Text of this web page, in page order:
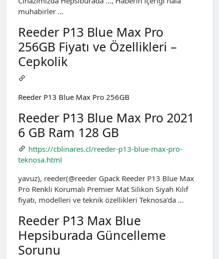
muhabirler …
Reeder P13 Blue Max Pro
256GB Fiyatı ve Özellikleri –
Cepkolik
Reeder P13 Blue Max Pro 256GB
Reeder P13 Blue Max Pro 2021
6 GB Ram 128 GB
https://cblinares.cl/reeder-p13-blue-max-pro-
teknosa.html
yavuz), reeder(@reeder Gpack Reeder P13 Blue Max
Pro Renkli Korumalı Premier Mat Silikon Siyah Kılıf
fiyatı, modelleri ve teknik özellikleri Teknosa’da …
Reeder P13 Max Blue
Hepsiburada Güncelleme
Sorunu